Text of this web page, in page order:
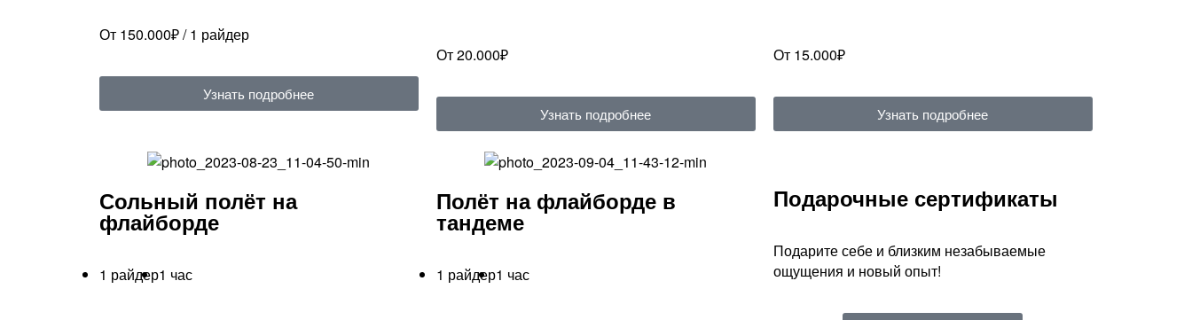
От 150.000₽ / 1 райдер
Узнать подробнее
От 20.000₽
Узнать подробнее
От 15.000₽
Узнать подробнее
Сольный полёт на
флайборде
1 райдер1 час
Полёт на флайборде в
тандеме
1 райдер1 час
Подарочные сертификаты
Подарите себе и близким незабываемые
ощущения и новый опыт!